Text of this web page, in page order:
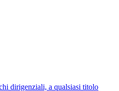
dirigenziali, a qualsiasi titolo